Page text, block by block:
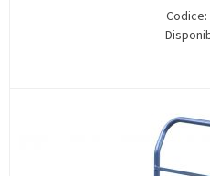
Codice: